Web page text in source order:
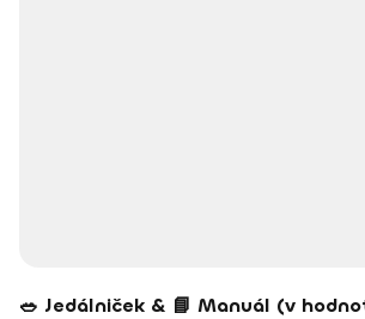
🥗 Jedálniček & 📘 Manuál (v